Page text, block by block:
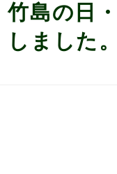
竹島の日
しました